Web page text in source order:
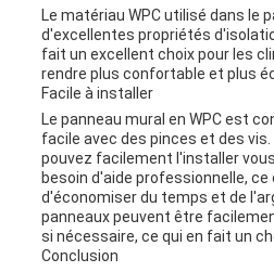
Le matériau WPC utilisé dans le
d'excellentes propriétés
fait un excellent choix pour les
rendre plus confortable et plus
Facile à installer
Le panneau mural en WPC est
facile avec des pinces et des vis.
pouvez facilement l'installer
besoin d'aide professionnelle,
d'économiser du temps et de
panneaux peuvent être
si nécessaire, ce qui en fait un
Conclusion